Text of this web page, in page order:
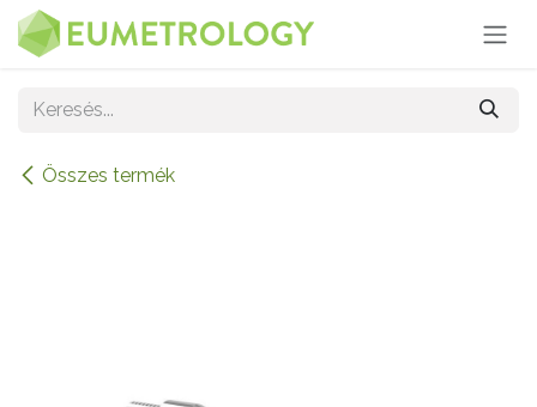
Kihagyás és továbblépés a tartalomhoz
Összes termék